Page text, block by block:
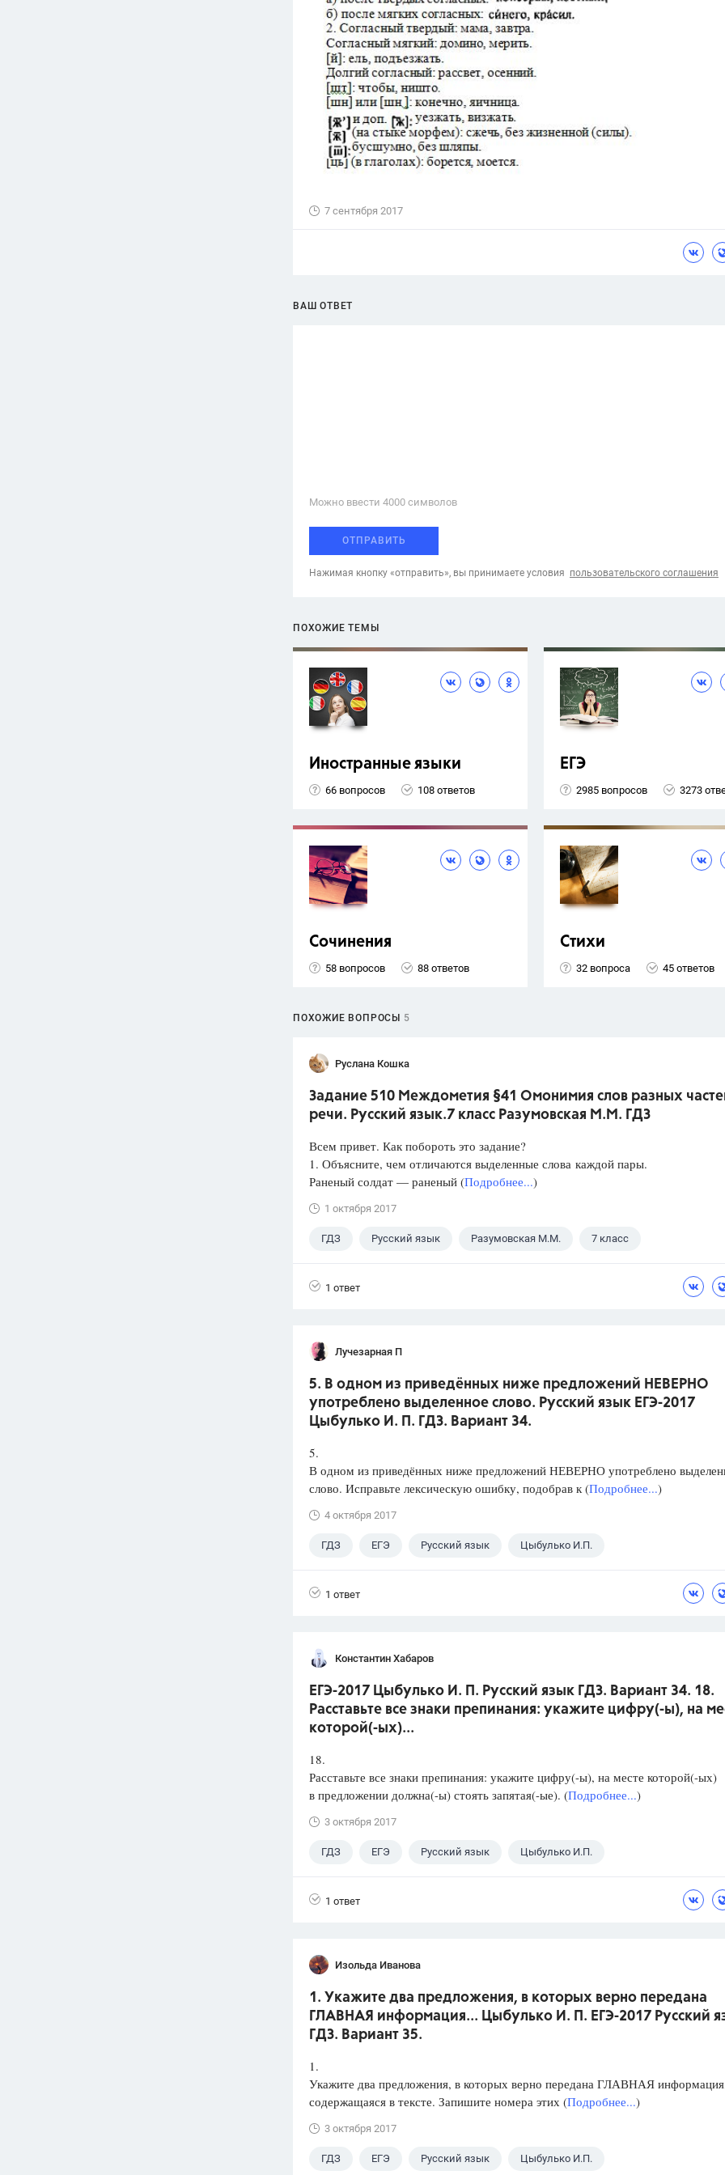
7 сентября 2017
ВАШ ОТВЕТ
Можно ввести 4000 cимволов
ОТПРАВИТЬ
Нажимая кнопку «отправить», вы принимаете условия пользовательского соглашения
ПОХОЖИЕ ТЕМЫ
Иностранные языки
66 вопросов 108 ответов
ЕГЭ
2985 вопросов 3273
Сочинения
58 вопросов 88 ответов
Стихи
32 вопроса 45 ответов
ПОХОЖИЕ ВОПРОСЫ 5
Руслана Кошка
Задание 510 Междометия §41 Омонимия слов разных
речи. Русский язык.7 класс Разумовская М.М. ГДЗ
Всем привет. Как побороть это задание?
1. Объясните, чем отличаются выделенные слова каждой пары.
Раненый солдат — раненый (Подробнее...)
1 октября 2017
ГДЗ Русский язык Разумовская М.М. 7 класс
1 ответ
Лучезарная П
5. В одном из приведённых ниже предложений НЕВЕРНО
употреблено выделенное слово. Русский язык ЕГЭ-2017
Цыбулько И. П. ГДЗ. Вариант 34.
5.
В одном из приведённых ниже предложений НЕВЕРНО употреблено
слово. Исправьте лексическую ошибку, подобрав к (Подробнее...)
4 октября 2017
ГДЗ ЕГЭ Русский язык Цыбулько И.П.
1 ответ
Константин Хабаров
ЕГЭ-2017 Цыбулько И. П. Русский язык ГДЗ. Вариант 34. 18.
Расставьте все знаки препинания: укажите цифру(-ы), на
которой(-ых)...
18.
Расставьте все знаки препинания: укажите цифру(-ы), на месте которой(-ых)
в предложении должна(-ы) стоять запятая(-ые). (Подробнее...)
3 октября 2017
ГДЗ ЕГЭ Русский язык Цыбулько И.П.
1 ответ
Изольда Иванова
1. Укажите два предложения, в которых верно передана
ГЛАВНАЯ информация... Цыбулько И. П. ЕГЭ-2017 Русский
ГДЗ. Вариант 35.
1.
Укажите два предложения, в которых верно передана ГЛАВНАЯ
содержащаяся в тексте. Запишите номера этих (Подробнее...)
3 октября 2017
ГДЗ ЕГЭ Русский язык Цыбулько И.П.